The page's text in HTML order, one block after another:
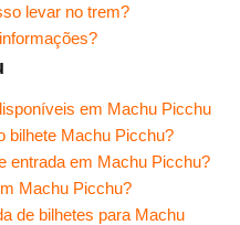
levar no trem?
em Machu Picchu
bilhete Machu Picchu?
entrada em Machu Picchu?
Machu Picchu?
de bilhetes para Machu